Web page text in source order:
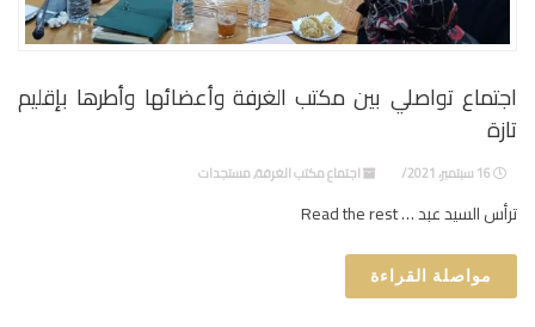
اجتماع تواصلي بين مكتب الغرفة وأعضائها وأطرها بإقليم
تازة
اجتماع مكتب الغرفة,مستجدات
ترأس السيد عبد … Read the rest
مواصلة القراءة